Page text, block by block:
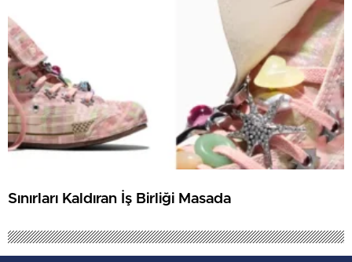
Sınırları Kaldıran İş Birliği Masada